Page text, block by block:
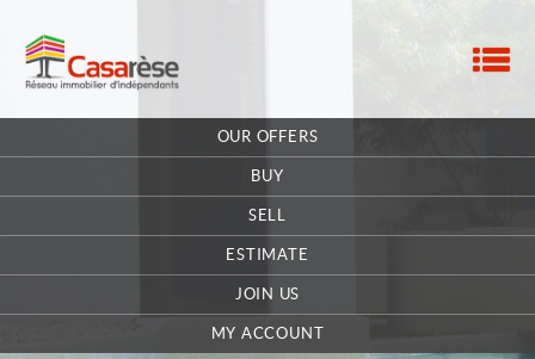
OUR COMPANY
OFFERS SAVED 0
OUR OFFERS
BUY
SELL
ESTIMATE
JOIN US
MY ACCOUNT